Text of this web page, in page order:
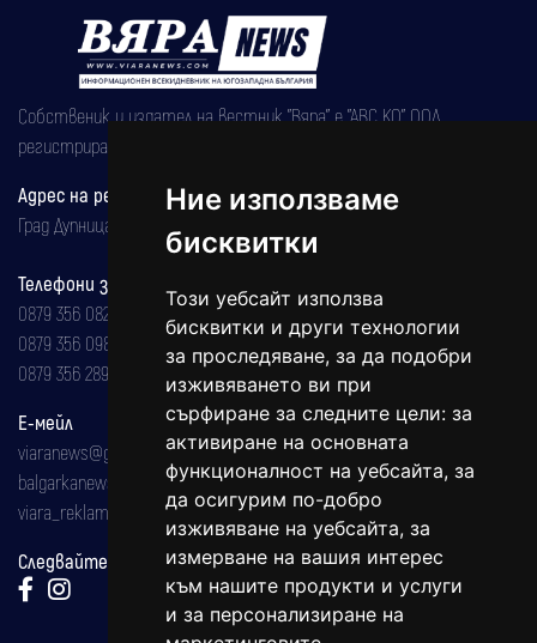
Ние използваме
бисквитки
Този уебсайт използва
бисквитки и други технологии
за проследяване, за да подобри
изживяването ви при
сърфиране за следните цели: за
активиране на основната
функционалност на уебсайта, за
да осигурим по-добро
изживяване на уебсайта, за
измерване на вашия интерес
към нашите продукти и услуги
и за персонализиране на
Собственик и издател на вестник "Вяра" е "АВС КО" ООД,
регистрирана на 08.05.2002 година.
Адрес на редакцията
Град Дупница, ул.''Христо Ботев" 43
Телефони за реклама и абонаменти
0879 356 082
0879 356 098
0879 356 289
Е-мейл
viaranews@gmail.com
balgarkanews@gmail.com
viara_reklama@mail.bg
Следвайте ни: